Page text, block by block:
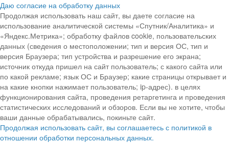
Даю согласие на обработку данных
Продолжая использовать наш сайт, вы даете согласие на
использование аналитической системы «Спутник/Аналитика» и
«Яндекс.Метрика»; обработку файлов cookie, пользовательских
данных (сведения о местоположении; тип и версия ОС, тип и
версия Браузера; тип устройства и разрешение его экрана;
источник откуда пришел на сайт пользователь; с какого сайта или
по какой рекламе; язык ОС и Браузер; какие страницы открывает и
на какие кнопки нажимает пользователь; ip-адрес). в целях
функционирования сайта, проведения ретаргетинга и проведения
статистических исследований и обзоров. Если вы не хотите, чтобы
ваши данные обрабатывались, покиньте сайт.
Продолжая использовать сайт, вы соглашаетесь с политикой в
отношении обработки персональных данных.